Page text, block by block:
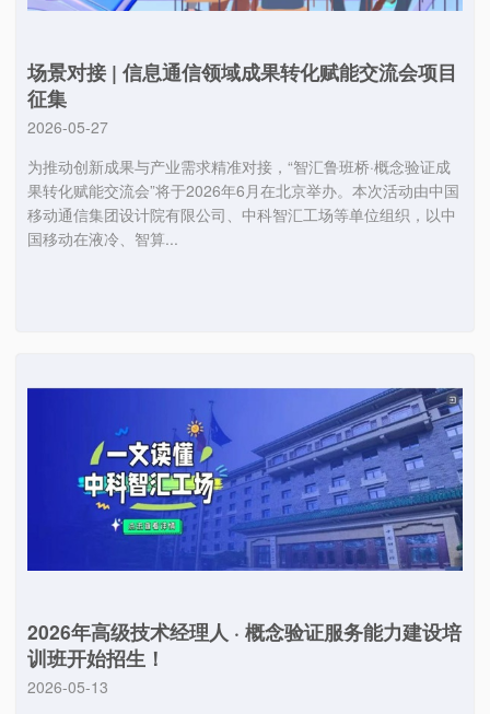
场景对接 | 信息通信领域成果转化赋能交流会项目
征集
2026-05-27
为推动创新成果与产业需求精准对接，“智汇鲁班桥·概念验证成
果转化赋能交流会”将于2026年6月在北京举办。本次活动由中国
移动通信集团设计院有限公司、中科智汇工场等单位组织，以中
国移动在液冷、智算...
2026年高级技术经理人 · 概念验证服务能力建设培
训班开始招生！
2026-05-13